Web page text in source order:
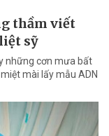
thầm viết
sỹ
những cơn mưa bất
mài lấy mẫu ADN